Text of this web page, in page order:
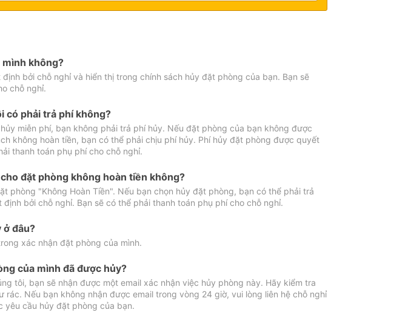
không?
bởi chỗ nghỉ và hiển thị trong chính sách hủy đặt phòng của bạn. Bạn sẽ
chỗ nghỉ.
có phải trả phí không?
miễn phí, bạn không phải trả phí hủy. Nếu đặt phòng của bạn không được
không hoàn tiền, bạn có thể phải chịu phí hủy. Phí hủy đặt phòng được quyết
thanh toán phụ phí cho chỗ nghỉ.
đặt phòng không hoàn tiền không?
phòng "Không Hoàn Tiền". Nếu bạn chọn hủy đặt phòng, bạn có thể phải trả
bởi chỗ nghỉ. Bạn sẽ có thể phải thanh toán phụ phí cho chỗ nghỉ.
ở đâu?
xác nhận đặt phòng của mình.
của mình đã được hủy?
tôi, bạn sẽ nhận được một email xác nhận việc hủy phòng này. Hãy kiểm tra
rác. Nếu bạn không nhận được email trong vòng 24 giờ, vui lòng liên hệ chỗ nghỉ
yêu cầu hủy đặt phòng của bạn.